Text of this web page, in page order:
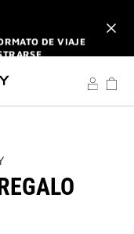
A PARTIR DE 180
DE VIAJE